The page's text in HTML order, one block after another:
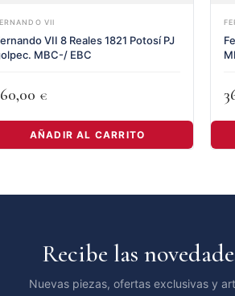
VII
VII 8 Reales 1821 Potosí PJ
MBC-/ EBC
€
AÑADIR AL CARRITO
Recibe las
Nuevas piezas, ofertas exclusivas y